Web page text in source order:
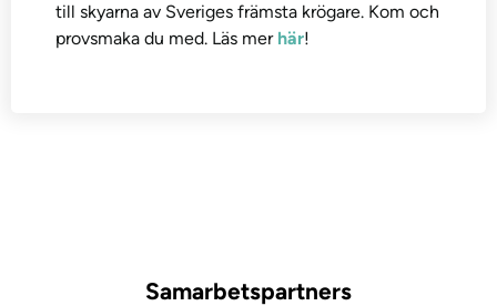
till skyarna av Sveriges främsta krögare. Kom och
provsmaka du med. Läs mer här!
Samarbetspartners